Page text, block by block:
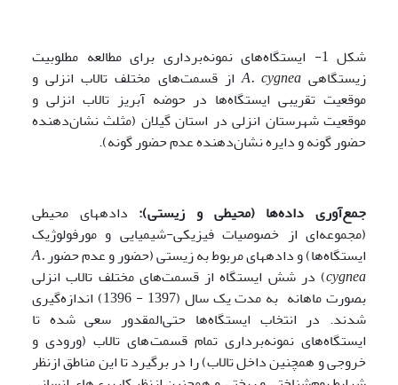
شکل 1- ایستگاه‌های نمونه‌برداری برای مطالعه مطلوبیت
زیستگاهی
A. cygnea
از قسمت‌های مختلف تالاب انزلی و
موقعیت تقریبی ایستگاه‌ها در حوضه آبریز تالاب انزلی و
موقعیت شهرستان انزلی در استان گیلان (مثلث نشان‌دهنده
حضور گونه و دایره نشان‌دهنده عدم حضور گونه).
جمع‌آوری داده‌ها (محیطی و زیستی): داده­های محیطی
(مجموعه‌ای از خصوصیات فیزیکی-شیمیایی و مورفولوژیک
ایستگاه‌ها) و داده­های مربوط به زیستی (حضور و عدم حضور A.
cygnea) در شش ایستگاه از قسمت‌های مختلف تالاب انزلی
بصورت ماهانه به مدت یک سال (1397 - 1396) اندازه‌گیری
شدند. در انتخاب ایستگاه‌ها حتی‌المقدور سعی‌ شده تا
ایستگاه‌های نمونه‌برداری تمام قسمت‌های تالاب (ورودی و
خروجی‌ و همچنین داخل تالاب) را در برگیرد تا این مناطق ازنظر